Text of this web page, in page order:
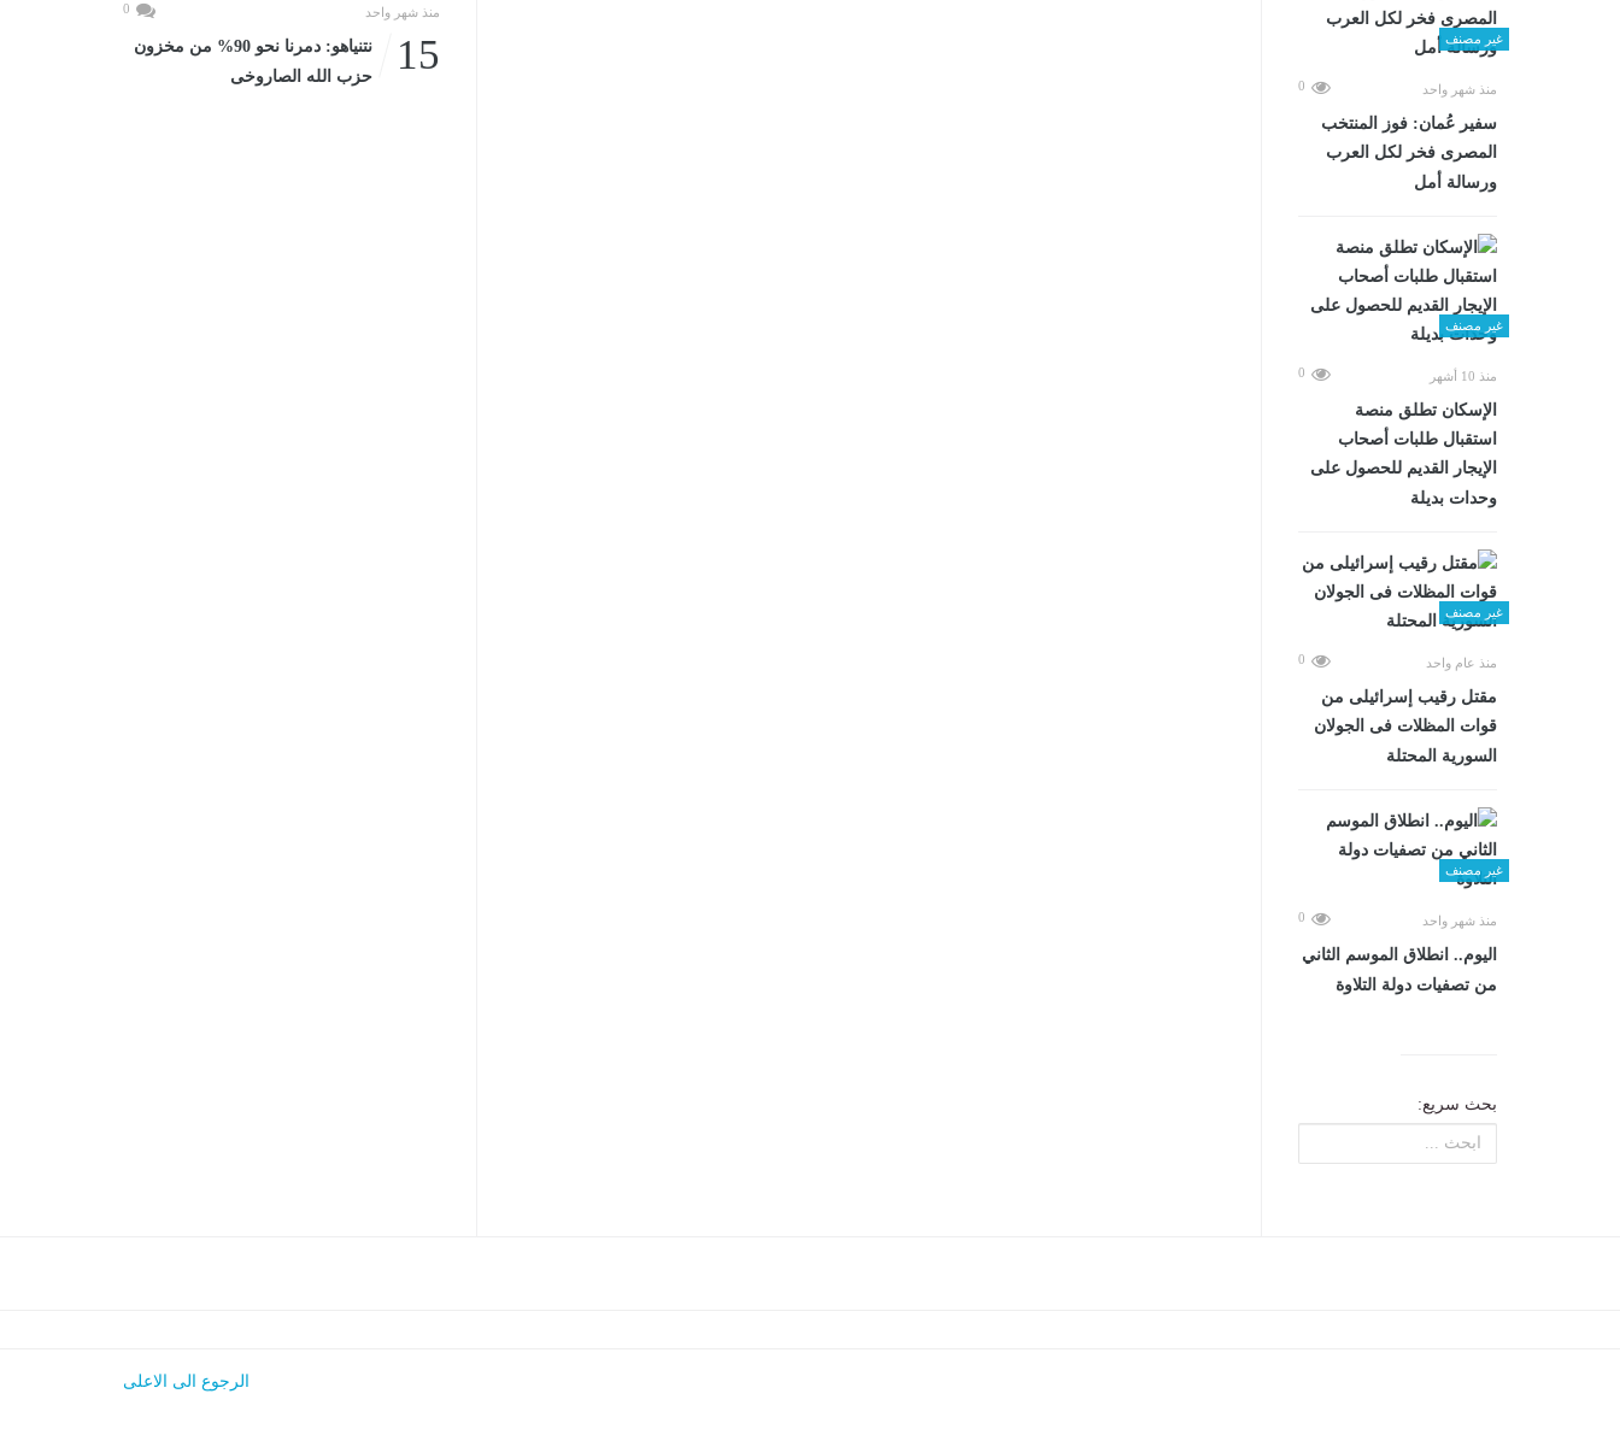
غير مصنف
منذ شهر واحد 0
سفير عُمان: فوز المنتخب
المصرى فخر لكل العرب
ورسالة أمل
غير مصنف
منذ 10 أشهر 0
الإسكان تطلق منصة
استقبال طلبات أصحاب
الإيجار القديم للحصول على
وحدات بديلة
غير مصنف
منذ عام واحد 0
مقتل رقيب إسرائيلى من
قوات المظلات فى الجولان
السورية المحتلة
غير مصنف
منذ شهر واحد 0
اليوم.. انطلاق الموسم الثاني
من تصفيات دولة التلاوة
بحث سريع:
منذ شهر واحد 0
15
نتنياهو: دمرنا نحو 90% من مخزون
حزب الله الصاروخى
الرجوع الى الاعلى